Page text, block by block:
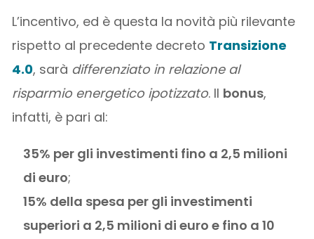
L’incentivo, ed è questa la novità più rilevante
rispetto al precedente decreto Transizione
4.0, sarà differenziato in relazione al
risparmio energetico ipotizzato. Il bonus,
infatti, è pari al:
35% per gli investimenti fino a 2,5 milioni
di euro;
15% della spesa per gli investimenti
superiori a 2,5 milioni di euro e fino a 10